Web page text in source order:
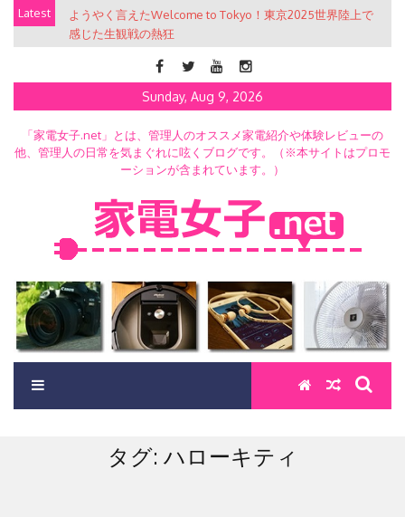
Skip
content
Latest
ようやく言えたWelcome to Tokyo！東京2025世界陸上で
感じた生観戦の熱狂
Sunday, Aug 9, 2026
「家電女子.net」とは、管理人のオススメ家電紹介や体験レビューの
他、管理人の日常を気まぐれに呟くブログです。（※本サイトはプロモ
ーションが含まれています。）
タグ: ハローキティ